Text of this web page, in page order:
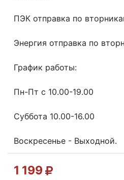
ПЭК отправка по
Энергия отправка по
График работы:
Пн-Пт с 10.00-19.00
Суббота 10.00-16.00
Воскресенье - Выходной.
1 199